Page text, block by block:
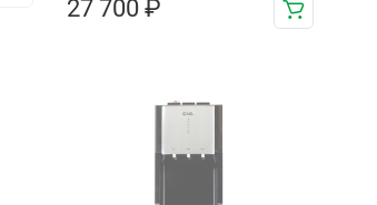
27 700 ₽